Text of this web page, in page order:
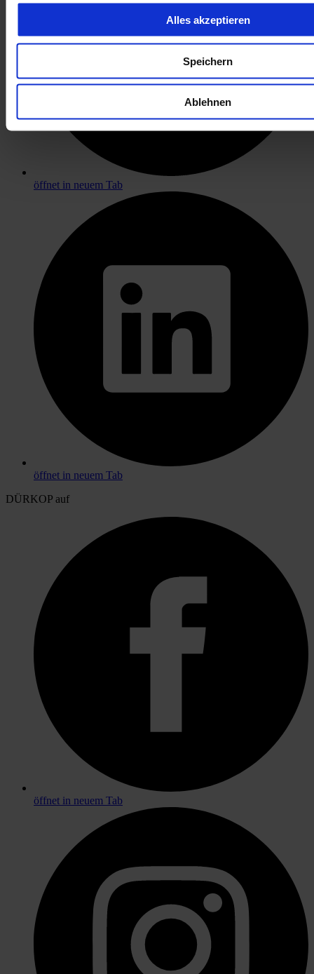
Alles akzeptieren
Speichern
Ablehnen
öffnet in neuem Tab
öffnet in neuem Tab
DÜRKOP auf
öffnet in neuem Tab